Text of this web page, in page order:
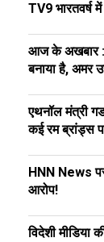
TV9 भारतवर्ष
आज के अखबार :
बनाया है, अमर
एथनॉल मंत्री
कई रम ब्रांड्स
HNN News
आरोप!
विदेशी मीडिया